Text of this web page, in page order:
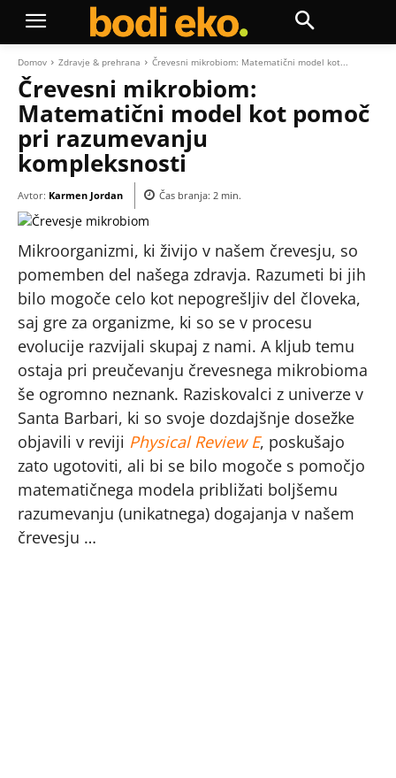
Domov Zdravje & prehrana Črevesni mikrobiom: Matematični model kot...
Črevesni mikrobiom:
Matematični model kot pomoč
pri razumevanju
kompleksnosti
Avtor: Karmen Jordan Čas branja: 2 min.
Mikroorganizmi, ki živijo v našem črevesju, so
pomemben del našega zdravja. Razumeti bi jih
bilo mogoče celo kot nepogrešljiv del človeka,
saj gre za organizme, ki so se v procesu
evolucije razvijali skupaj z nami. A kljub temu
ostaja pri preučevanju črevesnega mikrobioma
še ogromno neznank. Raziskovalci z univerze v
Santa Barbari, ki so svoje dozdajšnje dosežke
objavili v reviji Physical Review E, poskušajo
zato ugotoviti, ali bi se bilo mogoče s pomočjo
matematičnega modela približati boljšemu
razumevanju (unikatnega) dogajanja v našem
črevesju …